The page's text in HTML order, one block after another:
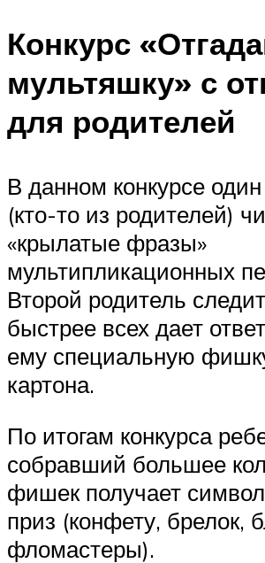
Конкурс
мультяшку» с
для родителей
В данном конкурсе
(кто-то из родителей)
«крылатые фразы»
мультипликационных
Второй родитель
быстрее всех дает
ему специальную
картона.
По итогам конкурса
собравший большее
фишек получает
приз (конфету, брелок,
фломастеры).